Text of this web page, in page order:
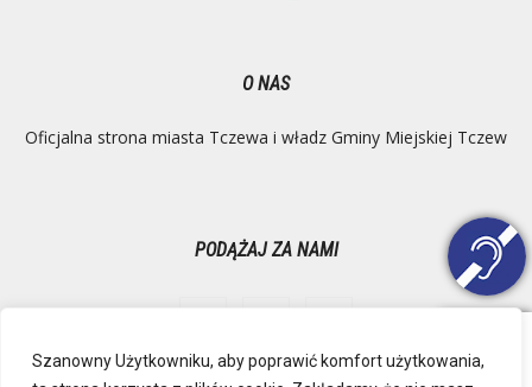
Szanowny Użytkowniku, aby poprawić komfort użytkowania,
O NAS
Oficjalna strona miasta Tczewa i władz Gminy Miejskiej Tczew
PODĄŻAJ ZA NAMI